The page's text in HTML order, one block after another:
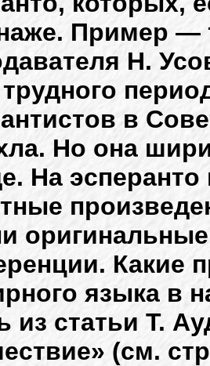
Пример —
Н.
трудного
в
Но она
На
Какие
языка в
из статьи Т.
(см.